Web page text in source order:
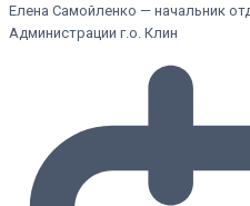
Елена Самойленко — начальник
Администрации г.о. Клин